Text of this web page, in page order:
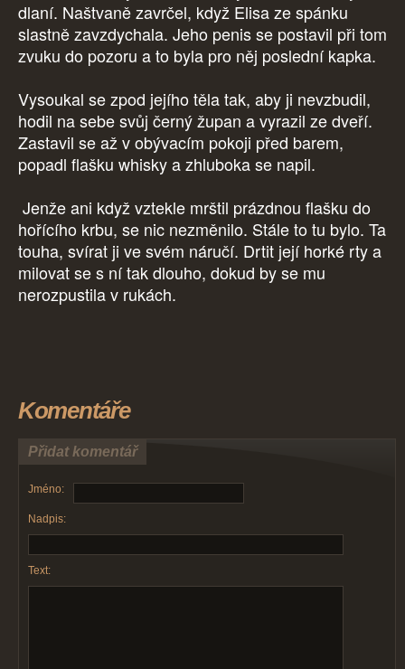
dlaní. Naštvaně zavrčel, když Elisa ze spánku
slastně zavzdychala. Jeho penis se postavil při tom
zvuku do pozoru a to byla pro něj poslední kapka.
Vysoukal se zpod jejího těla tak, aby ji nevzbudil,
hodil na sebe svůj černý župan a vyrazil ze dveří.
Zastavil se až v obývacím pokoji před barem,
popadl flašku whisky a zhluboka se napil.
Jenže ani když vztekle mrštil prázdnou flašku do
hořícího krbu, se nic nezměnilo. Stále to tu bylo. Ta
touha, svírat ji ve svém náručí. Drtit její horké rty a
milovat se s ní tak dlouho, dokud by se mu
nerozpustila v rukách.
Komentáře
Přidat komentář
Jméno:
Nadpis:
Text: